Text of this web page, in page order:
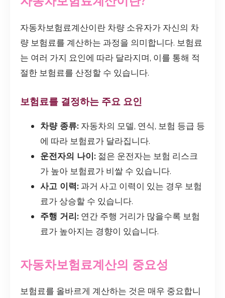
자동차보험료계산이란 차량 소유자가 자신의 차
량 보험료를 계산하는 과정을 의미합니다. 보험료
는 여러 가지 요인에 따라 달라지며, 이를 통해 적
절한 보험료를 산정할 수 있습니다.
보험료를 결정하는 주요 요인
차량 종류: 자동차의 모델, 연식, 보험 등급 등
에 따라 보험료가 달라집니다.
운전자의 나이: 젊은 운전자는 보험 리스크
가 높아 보험료가 비쌀 수 있습니다.
사고 이력: 과거 사고 이력이 있는 경우 보험
료가 상승할 수 있습니다.
주행 거리: 연간 주행 거리가 많을수록 보험
료가 높아지는 경향이 있습니다.
자동차보험료계산의 중요성
보험료를 올바르게 계산하는 것은 매우 중요합니